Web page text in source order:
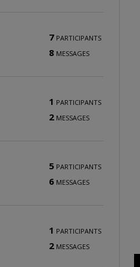
7 PARTICIPANTS
8 MESSAGES
1 PARTICIPANTS
2 MESSAGES
5 PARTICIPANTS
6 MESSAGES
1 PARTICIPANTS
2 MESSAGES